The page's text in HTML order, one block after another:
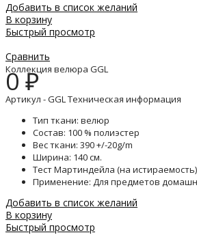
Добавить в список желаний
В корзину
Быстрый просмотр
Сравнить
Коллекция велюра GGL
0₽
Артикул - GGL Техническая информация
Тип ткани: велюр
Состав: 100 % полиэстер
Вес ткани: 390 +/-20g/m
Ширина: 140 см.
Тест Мартиндейла (на
Применение: Для предметов
Добавить в список желаний
В корзину
Быстрый просмотр